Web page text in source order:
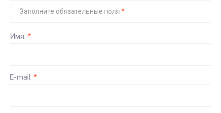
Заполните обязательные поля *
Имя: *
E-mail: *